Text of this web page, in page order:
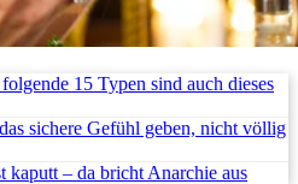
15 Typen sind auch dieses
sichere Gefühl geben, nicht völlig
kaputt – da bricht Anarchie aus